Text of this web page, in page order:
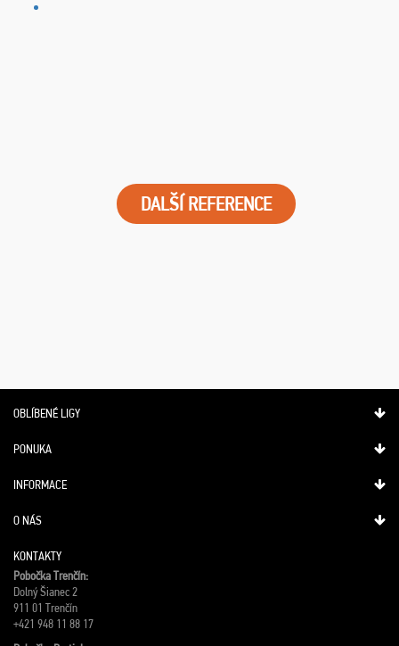
DALŠÍ REFERENCE
OBLÍBENÉ LIGY
PONUKA
INFORMACE
O NÁS
KONTAKTY
Pobočka Trenčín:
Dolný Šianec 2
911 01 Trenčín
+421 948 11 88 17